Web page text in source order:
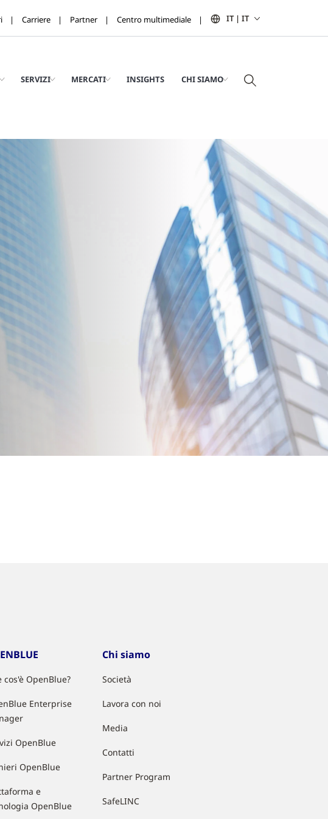
Carriere Partner Centro multimediale IT | IT
SERVIZI MERCATI INSIGHTS CHI SIAMO
cos'è OpenBlue?
Enterprise
OpenBlue
OpenBlue
e
OpenBlue
Chi siamo
Società
Lavora con noi
Media
Contatti
Partner Program
SafeLINC